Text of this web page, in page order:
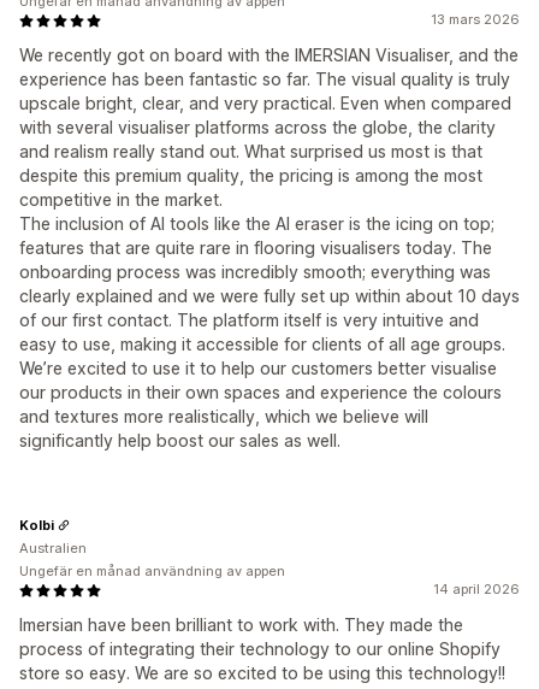
13 mars 2026
We recently got on board with the IMERSIAN Visualiser, and the
experience has been fantastic so far. The visual quality is truly
upscale bright, clear, and very practical. Even when compared
with several visualiser platforms across the globe, the clarity
and realism really stand out. What surprised us most is that
despite this premium quality, the pricing is among the most
competitive in the market.
The inclusion of AI tools like the AI eraser is the icing on top;
features that are quite rare in flooring visualisers today. The
onboarding process was incredibly smooth; everything was
clearly explained and we were fully set up within about 10 days
of our first contact. The platform itself is very intuitive and
easy to use, making it accessible for clients of all age groups.
We’re excited to use it to help our customers better visualise
our products in their own spaces and experience the colours
and textures more realistically, which we believe will
significantly help boost our sales as well.
14 april 2026
Imersian have been brilliant to work with. They made the
process of integrating their technology to our online Shopify
store so easy. We are so excited to be using this technology!!
Kolbi
Australien
Ungefär en månad användning av appen